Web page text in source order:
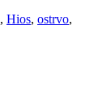
, Hios, ostrvo,